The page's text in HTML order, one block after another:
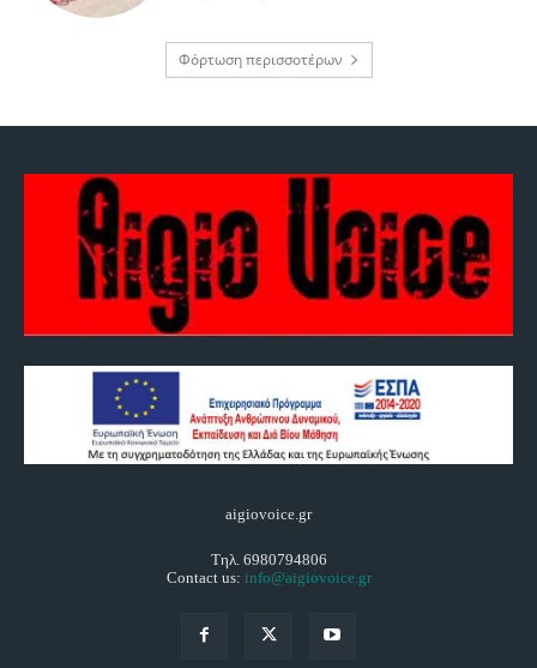
Φόρτωση περισσοτέρων
aigiovoice.gr
Τηλ. 6980794806
Contact us: info@aigiovoice.gr